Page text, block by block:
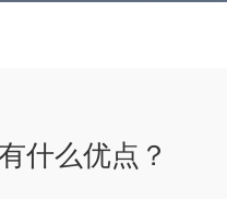
什么优点？